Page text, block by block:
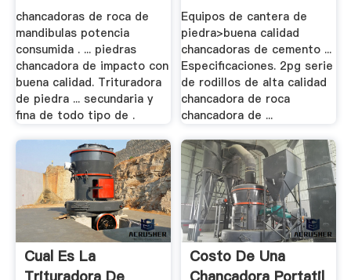
chancadoras de roca de
mandibulas potencia
consumida . ... piedras
chancadora de impacto con
buena calidad. Trituradora
de piedra ... secundaria y
fina de todo tipo de .
Equipos de cantera de
piedra>buena calidad
chancadoras de cemento ...
Especificaciones. 2pg serie
de rodillos de alta calidad
chancadora de roca
chancadora de ...
Cual Es La
Costo De Una